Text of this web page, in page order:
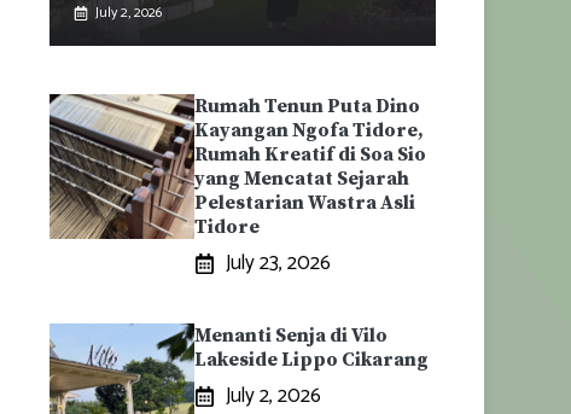
July 2, 2026
Rumah Tenun Puta Dino
Kayangan Ngofa Tidore,
Rumah Kreatif di Soa Sio
yang Mencatat Sejarah
Pelestarian Wastra Asli
Tidore
July 23, 2026
Menanti Senja di Vilo
Lakeside Lippo Cikarang
July 2, 2026